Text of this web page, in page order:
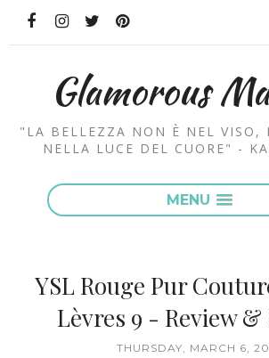
Glamorous
"LA BELLEZZA NON È NEL VISO,
NELLA LUCE DEL CUORE" -
MENU
YSL Rouge Pur
Lèvres 9 - Review &
THURSDAY, MARCH 6,